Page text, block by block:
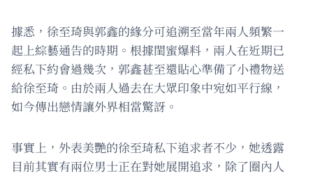
據悉，徐至琦與郭鑫的緣分可追溯至當年兩人頻繁一
起上綜藝通告的時期。根據閨蜜爆料，兩人在近期已
經私下約會過幾次，郭鑫甚至還貼心準備了小禮物送
給徐至琦。由於兩人過去在大眾印象中宛如平行線，
如今傳出戀情讓外界相當驚訝。
事實上，外表美艷的徐至琦私下追求者不少，她透露
目前其實有兩位男士正在對她展開追求，除了圈內人